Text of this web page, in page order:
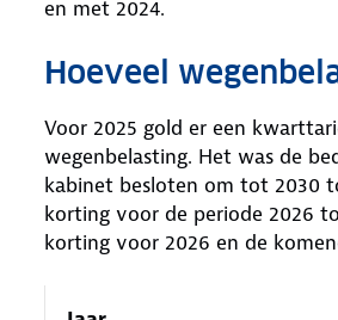
en met 2024.
Hoeveel
Voor 2025 gold er een
wegenbelasting. Het was de
kabinet besloten om tot 2030
korting voor de periode 2026
korting voor 2026 en de